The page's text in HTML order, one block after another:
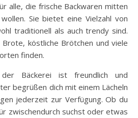
alle, die frische Backwaren mitten
Sie bietet eine Vielzahl von
traditionell als auch trendy sind.
köstliche Brötchen und viele
finden.
Bäckerei ist freundlich und
begrüßen dich mit einem Lächeln
jederzeit zur Verfügung. Ob du
zwischendurch suchst oder etwas